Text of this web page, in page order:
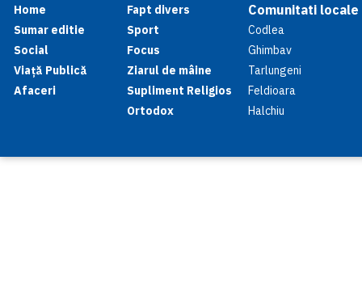
Home
Sumar editie
Social
Viață Publică
Afaceri
Fapt divers
Sport
Focus
Ziarul de mâine
Supliment Religios
Ortodox
Comunitati locale
Codlea
Ghimbav
Tarlungeni
Feldioara
Halchiu